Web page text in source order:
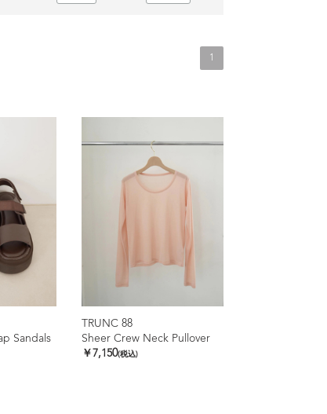
1
Sandals
TRUNC 88
Sheer Crew Neck Pullover
￥7,150(税込)